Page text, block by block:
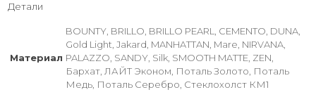
Детали
Материал
BOUNTY, BRILLO, BRILLO PEARL, CEMENTO, DUNA,
Gold Light, Jakard, MANHATTAN, Mare, NIRVANA,
PALAZZO, SANDY, Silk, SMOOTH MATTE, ZEN,
Бархат, ЛАЙТ Эконом, Поталь Золото, Поталь
Медь, Поталь Серебро, Стеклохолст КМ1